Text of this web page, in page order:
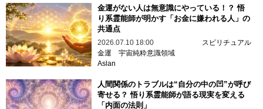
金運がない人は無意識にやっている！？ 悟
り系霊能師が明かす「お金に嫌われる人」の
共通点
2026.07.10 18:00
スピリチュアル
金運 宇宙純粋意識領域
Aslan
人間関係のトラブルは“自分の中の凹”が呼び
寄せる？ 悟り系霊能師が語る現実を変える
「内面の法則」